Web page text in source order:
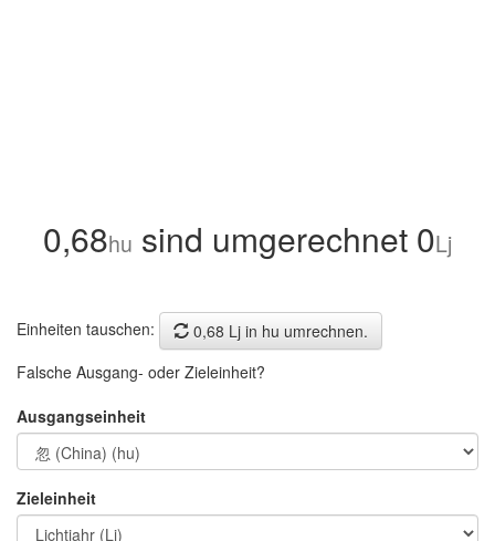
0,68hu sind umgerechnet 0Lj
Einheiten tauschen:
0,68 Lj in hu umrechnen.
Falsche Ausgang- oder Zieleinheit?
Ausgangseinheit
Zieleinheit